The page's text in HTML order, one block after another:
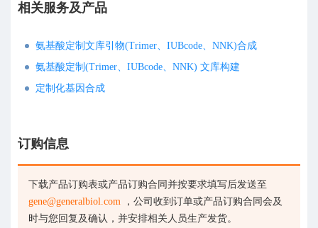
相关服务及产品
氨基酸定制文库引物(Trimer、IUBcode、NNK)合成
氨基酸定制(Trimer、IUBcode、NNK) 文库构建
定制化基因合成
订购信息
下载产品订购表或产品订购合同并按要求填写后发送至
gene@generalbiol.com ，公司收到订单或产品订购合同会及
时与您回复及确认，并安排相关人员生产发货。